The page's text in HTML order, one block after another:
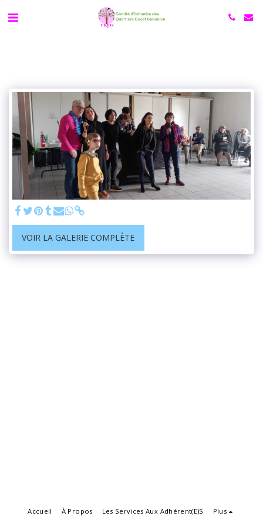
VOIR LA GALERIE COMPLÈTE
Accueil À Propos Les Services Aux Adhérent(e)s Plus